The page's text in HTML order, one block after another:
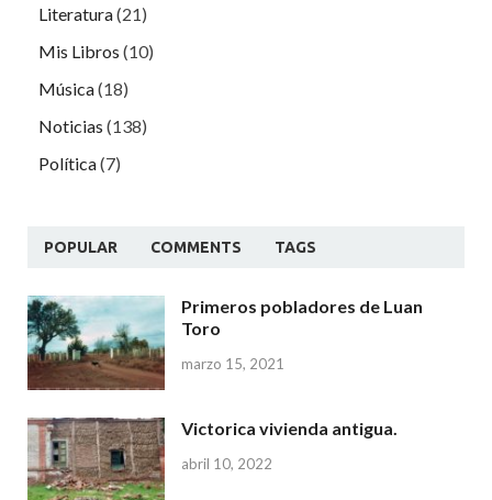
Literatura(21)
Mis Libros (10)
Música(18)
Noticias (138)
Política(7)
POPULAR COMMENTS TAGS
Primeros pobladores de Luan
Toro
marzo 15, 2021
Victorica vivienda antigua.
abril 10, 2022